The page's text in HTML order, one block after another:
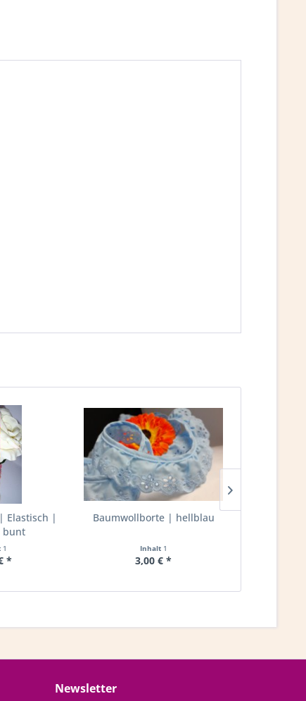
Elastisch |
bunt
1
*
Baumwollborte | hellblau
Inhalt 1
3,00 € *
Newsletter